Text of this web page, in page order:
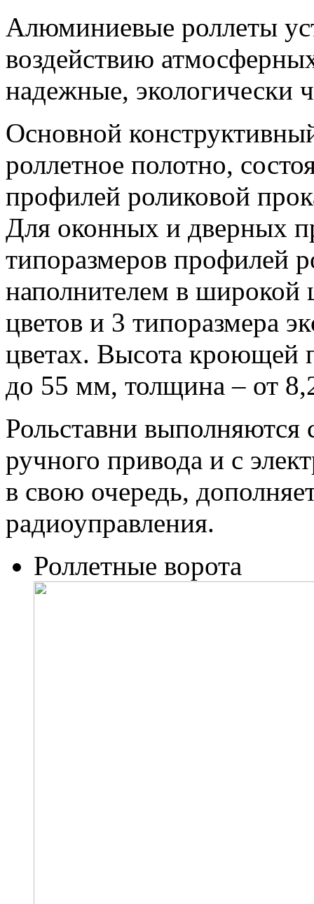
Алюминиевые роллеты
воздействию
надежные, экологически
Основной
роллетное полотно,
профилей роликовой
Для оконных и дверных
типоразмеров профилей
наполнителем в широкой
цветов и 3 типоразмера
цветах. Высота кроющей
до 55 мм, толщина – от
Рольставни
ручного привода и с
в свою очередь,
радиоуправления.
Роллетные ворота